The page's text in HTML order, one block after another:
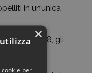
in un’unica
del 1948, gli
alla
×
per